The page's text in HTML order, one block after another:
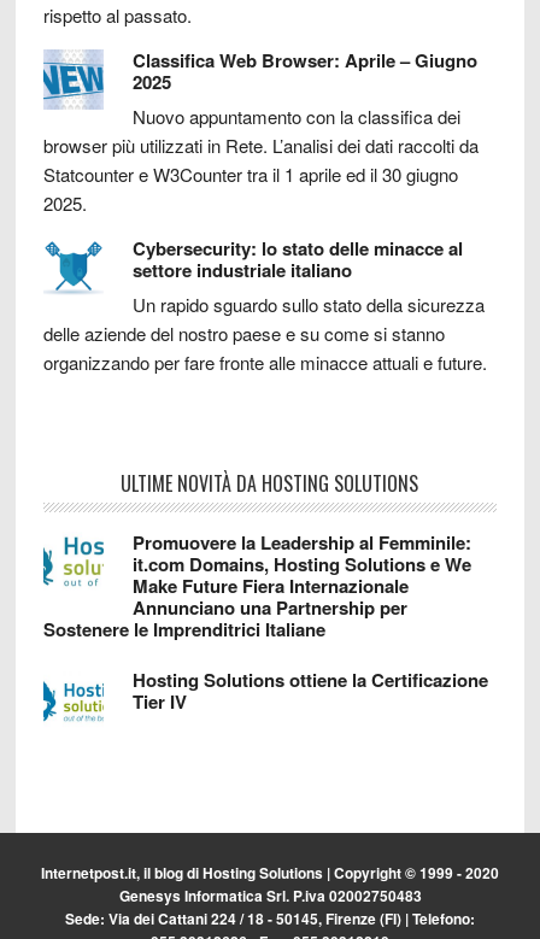
rispetto al passato.
Classifica Web Browser: Aprile – Giugno
2025
Nuovo appuntamento con la classifica dei
browser più utilizzati in Rete. L’analisi dei dati raccolti da
Statcounter e W3Counter tra il 1 aprile ed il 30 giugno
2025.
Cybersecurity: lo stato delle minacce al
settore industriale italiano
Un rapido sguardo sullo stato della sicurezza
delle aziende del nostro paese e su come si stanno
organizzando per fare fronte alle minacce attuali e future.
ULTIME NOVITÀ DA HOSTING SOLUTIONS
Promuovere la Leadership al Femminile:
it.com Domains, Hosting Solutions e We
Make Future Fiera Internazionale
Annunciano una Partnership per
Sostenere le Imprenditrici Italiane
Hosting Solutions ottiene la Certificazione
Tier IV
Internetpost.it, il blog diHosting Solutions | Copyright © 1999 - 2020
Genesys Informatica Srl. P.iva 02002750483
Sede: Via dei Cattani 224 / 18 - 50145, Firenze (FI) | Telefono: